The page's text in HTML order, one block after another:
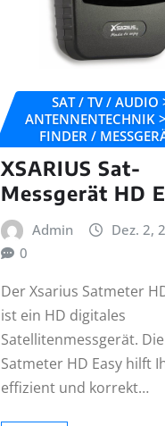
SAT / TV / AUDIO
ANTENNENTECHNIK
FINDER /
XSARIUS Sat-
Messgerät HD
Admin
Dez. 2,
0
Der Xsarius Satmeter
ist ein HD digitales
Satellitenmessgerät.
Satmeter HD Easy hilft
effizient und korrekt…